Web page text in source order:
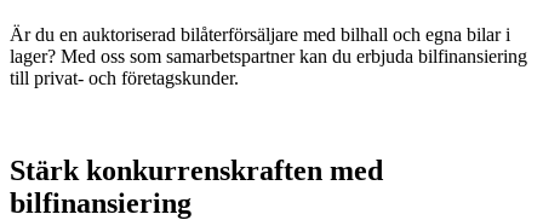
Är du en auktoriserad bilåterförsäljare med bilhall och egna bilar i
lager? Med oss som samarbetspartner kan du erbjuda bilfinansiering
till privat- och företagskunder.
Stärk konkurrenskraften med
bilfinansiering